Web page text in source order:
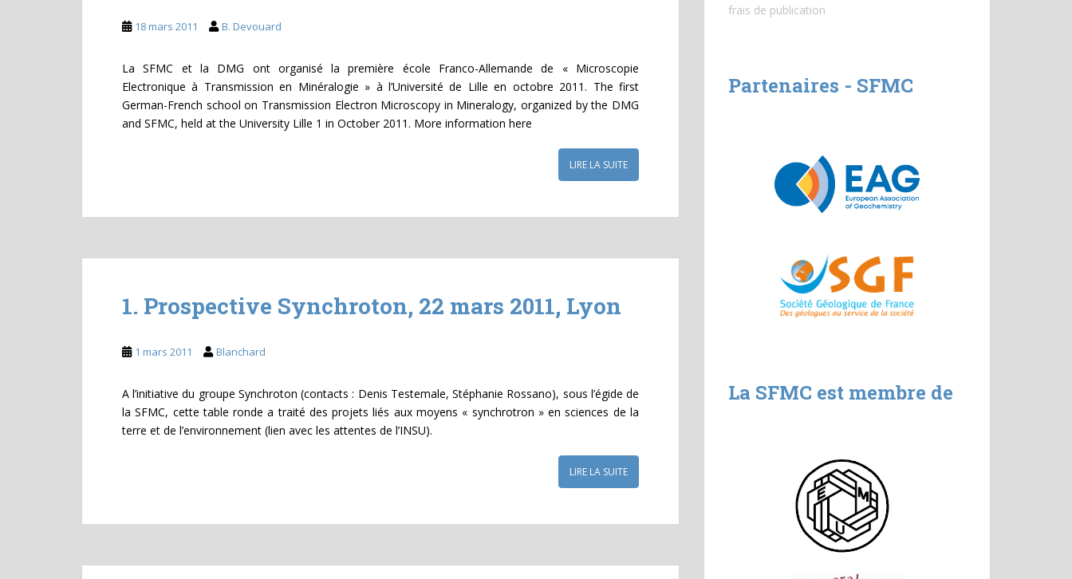
18 mars 2011 B. Devouard
La SFMC et la DMG ont organisé la première école Franco-Allemande de « Microscopie
Electronique à Transmission en Minéralogie » à l’Université de Lille en octobre 2011. The first
German-French school on Transmission Electron Microscopy in Mineralogy, organized by the DMG
and SFMC, held at the University Lille 1 in October 2011. More information here
LIRE LA SUITE
1. Prospective Synchroton, 22 mars 2011, Lyon
1 mars 2011 Blanchard
A l’initiative du groupe Synchroton (contacts : Denis Testemale, Stéphanie Rossano), sous l’égide de
la SFMC, cette table ronde a traité des projets liés aux moyens « synchrotron » en sciences de la
terre et de l’environnement (lien avec les attentes de l’INSU).
LIRE LA SUITE
frais de publication
Partenaires - SFMC
La SFMC est membre de